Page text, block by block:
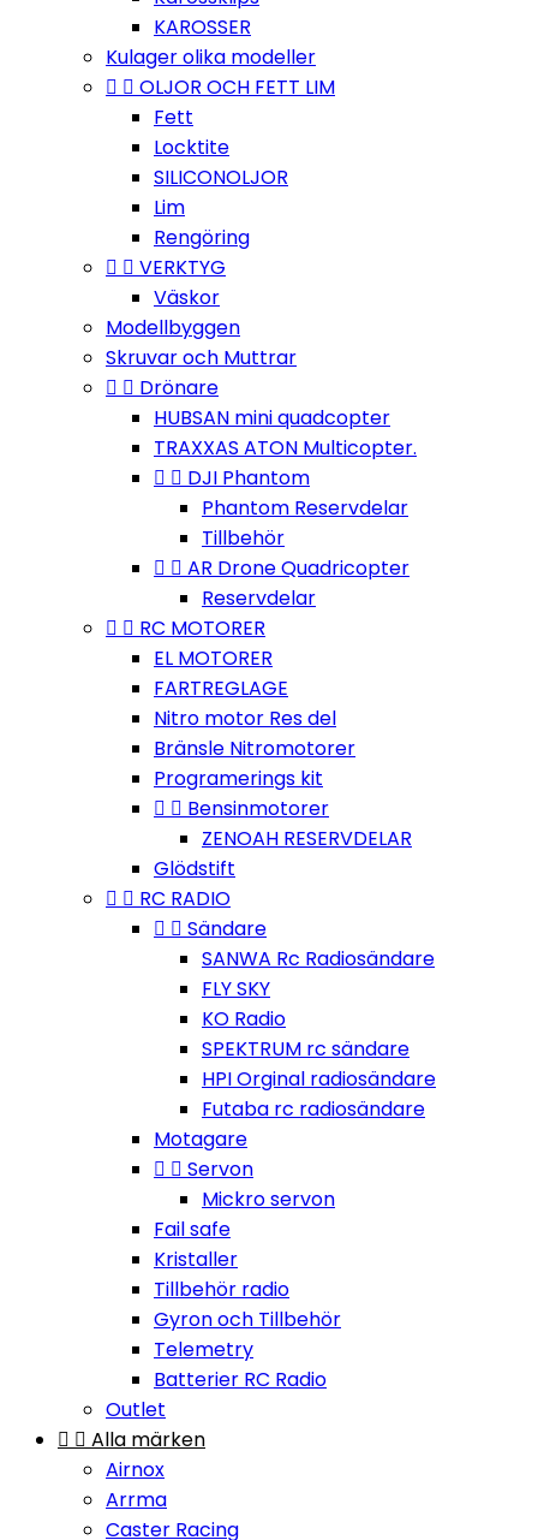
KAROSSER
Kulager olika modeller
  OLJOR OCH FETT LIM
Fett
Locktite
SILICONOLJOR
Lim
Rengöring
  VERKTYG
Väskor
Modellbyggen
Skruvar och Muttrar
  Drönare
HUBSAN mini quadcopter
TRAXXAS ATON Multicopter.
  DJI Phantom
Phantom Reservdelar
Tillbehör
  AR Drone Quadricopter
Reservdelar
  RC MOTORER
EL MOTORER
FARTREGLAGE
Nitro motor Res del
Bränsle Nitromotorer
Programerings kit
  Bensinmotorer
ZENOAH RESERVDELAR
Glödstift
  RC RADIO
  Sändare
SANWA Rc Radiosändare
FLY SKY
KO Radio
SPEKTRUM rc sändare
HPI Orginal radiosändare
Futaba rc radiosändare
Motagare
  Servon
Mickro servon
Fail safe
Kristaller
Tillbehör radio
Gyron och Tillbehör
Telemetry
Batterier RC Radio
Outlet
  Alla märken
Airnox
Arrma
Caster Racing